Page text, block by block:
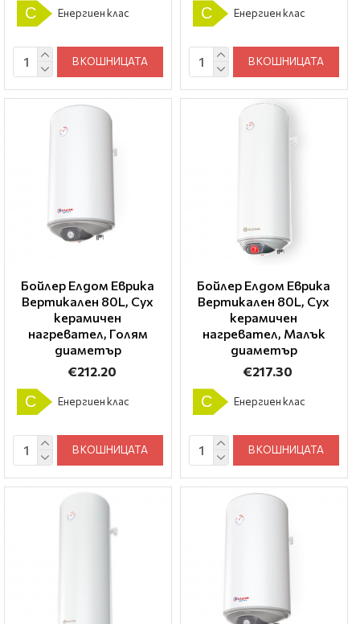
C Енергиен клас
В КОШНИЦАТА
C Енергиен клас
В КОШНИЦАТА
Бойлер Елдом Еврика
Вертикален 80L, Сух
керамичен
нагревател, Голям
диаметър
€212.20
C Енергиен клас
В КОШНИЦАТА
Бойлер Елдом Еврика
Вертикален 80L, Сух
керамичен
нагревател, Малък
диаметър
€217.30
C Енергиен клас
В КОШНИЦАТА